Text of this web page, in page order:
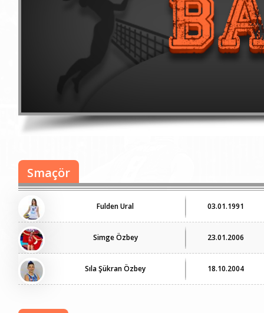
Smaçör
Fulden Ural 03.01.1991
Simge Özbey 23.01.2006
Sıla Şükran Özbey 18.10.2004